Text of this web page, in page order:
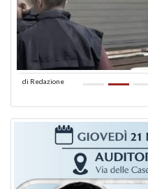
di Redazione